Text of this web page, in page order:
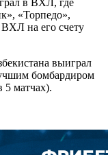
«Торпедо»,
на его счету
выиграл
бомбардиром
5 матчах).